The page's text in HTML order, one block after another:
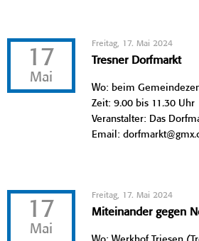
17
Mai
Freitag, 17. Mai 2024
Tresner Dorfmarkt
Wo: beim
Zeit: 9.00 bis 11.30 Uhr
Veranstalter: Das
Email:
17
Mai
Freitag, 17. Mai 2024
Miteinander gegen